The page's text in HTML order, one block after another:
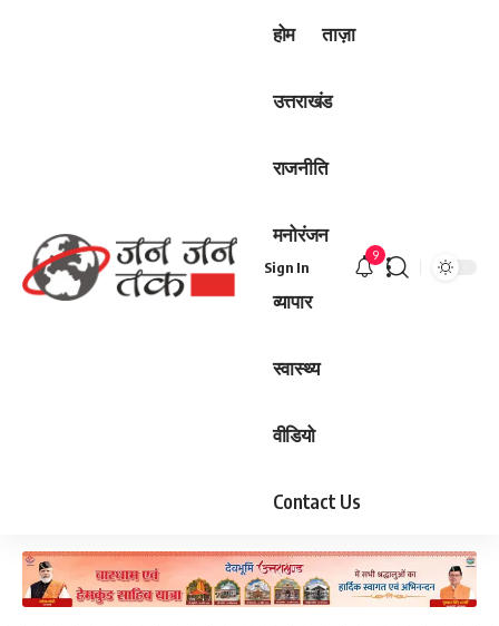
होम ताज़ा
उत्तराखंड
राजनीति
मनोरंजन
व्यापार
स्वास्थ्य
वीडियो
Contact Us
Sign In
9